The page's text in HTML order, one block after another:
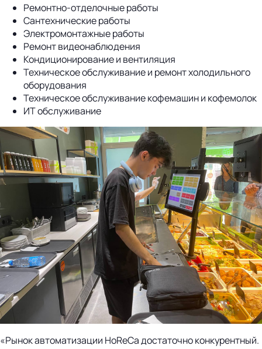
Ремонтно-отделочные работы
Сантехнические работы
Электромонтажные работы
Ремонт видеонаблюдения
Кондиционирование и вентиляция
Техническое обслуживание и ремонт холодильного
оборудования
Техническое обслуживание кофемашин и кофемолок
ИТ обслуживание
«Рынок автоматизации HoReCa достаточно конкурентный.